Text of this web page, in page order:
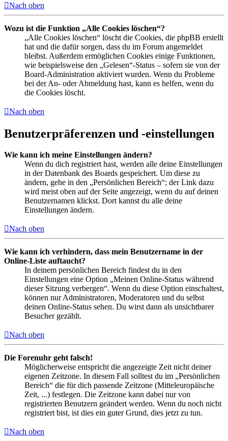
Nach oben
Wozu ist die Funktion „Alle Cookies löschen“?
„Alle Cookies löschen“ löscht die Cookies, die phpBB erstellt
hat und die dafür sorgen, dass du im Forum angemeldet
bleibst. Außerdem ermöglichen Cookies einige Funktionen,
wie beispielsweise den „Gelesen“-Status – sofern sie von der
Board-Administration aktiviert wurden. Wenn du Probleme
bei der An- oder Abmeldung hast, kann es helfen, wenn du
die Cookies löscht.
Nach oben
Benutzerpräferenzen und -einstellungen
Wie kann ich meine Einstellungen ändern?
Wenn du dich registriert hast, werden alle deine Einstellungen
in der Datenbank des Boards gespeichert. Um diese zu
ändern, gehe in den „Persönlichen Bereich“; der Link dazu
wird meist oben auf der Seite angezeigt, wenn du auf deinen
Benutzernamen klickst. Dort kannst du alle deine
Einstellungen ändern.
Nach oben
Wie kann ich verhindern, dass mein Benutzername in der
Online-Liste auftaucht?
In deinem persönlichen Bereich findest du in den
Einstellungen eine Option „Meinen Online-Status während
dieser Sitzung verbergen“. Wenn du diese Option einschaltest,
können nur Administratoren, Moderatoren und du selbst
deinen Online-Status sehen. Du wirst dann als unsichtbarer
Besucher gezählt.
Nach oben
Die Forenuhr geht falsch!
Möglicherweise entspricht die angezeigte Zeit nicht deiner
eigenen Zeitzone. In diesem Fall solltest du im „Persönlichen
Bereich“ die für dich passende Zeitzone (Mitteleuropäische
Zeit, ...) festlegen. Die Zeitzone kann dabei nur von
registrierten Benutzern geändert werden. Wenn du noch nicht
registriert bist, ist dies ein guter Grund, dies jetzt zu tun.
Nach oben